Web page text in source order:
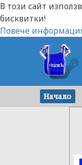
В този сайт
бисквитки!
Повече
Начало